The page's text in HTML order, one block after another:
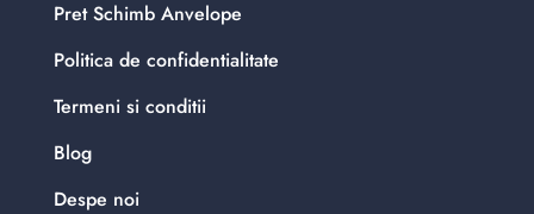
Pret Schimb Anvelope
Politica de confidentialitate
Termeni si conditii
Blog
Despe noi